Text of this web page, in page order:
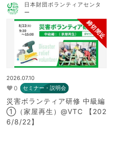
日本財団ボランティアセンタ
ー
締切間近
2026.07.10
0 セミナー・説明会
災害ボランティア研修 中級編
①（家屋再生）@VTC 【202
6/8/22】